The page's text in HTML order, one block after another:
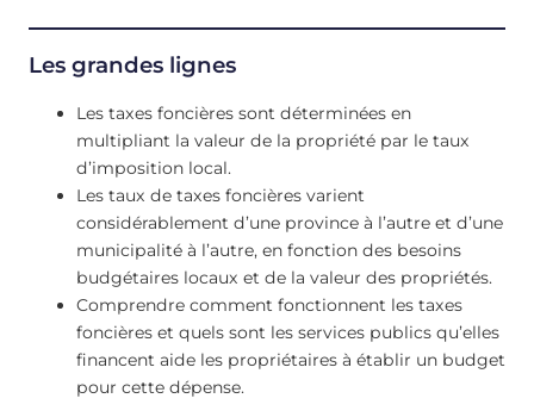
Les grandes lignes
Les taxes foncières sont déterminées en
multipliant la valeur de la propriété par le taux
d’imposition local.
Les taux de taxes foncières varient
considérablement d’une province à l’autre et d’une
municipalité à l’autre, en fonction des besoins
budgétaires locaux et de la valeur des propriétés.
Comprendre comment fonctionnent les taxes
foncières et quels sont les services publics qu’elles
financent aide les propriétaires à établir un budget
pour cette dépense.